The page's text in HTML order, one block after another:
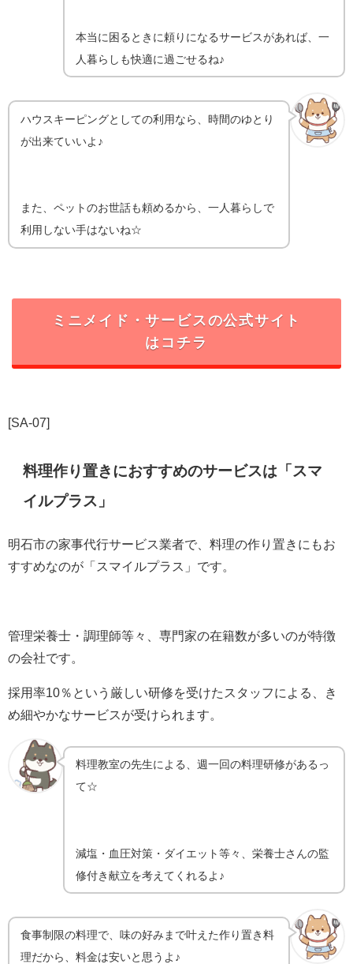
本当に困るときに頼りになるサービスがあれば、一
人暮らしも快適に過ごせるね♪
ハウスキーピングとしての利用なら、時間のゆとり
が出来ていいよ♪
また、ペットのお世話も頼めるから、一人暮らしで
利用しない手はないね☆
ミニメイド・サービス の公式サイト
はコチラ
[SA-07]
料理作り置きにおすすめのサービスは「 スマ
イルプラス 」
明石市の家事代行サービス業者で、料理の作り置きにもお
すすめなのが「 スマイルプラス 」です。
管理栄養士・調理師等々、専門家の在籍数が多いのが特徴
の会社です。
採用率10％という厳しい研修を受けたスタッフによる、き
め細やかなサービスが受けられます。
料理教室の先生による、週一回の料理研修があるっ
て☆
減塩・血圧対策・ダイエット等々、栄養士さんの監
修付き献立を考えてくれるよ♪
食事制限の料理で、味の好みまで叶えた作り置き料
理だから、料金は安いと思うよ♪